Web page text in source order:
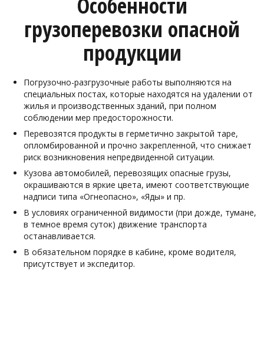
грузоперевозки опасной
продукции
Погрузочно-разгрузочные работы выполняются на
специальных постах, которые находятся на удалении от
жилья и производственных зданий, при полном
соблюдении мер предосторожности.
Перевозятся продукты в герметично закрытой таре,
опломбированной и прочно закрепленной, что снижает
риск возникновения непредвиденной ситуации.
Кузова автомобилей, перевозящих опасные грузы,
окрашиваются в яркие цвета, имеют соответствующие
надписи типа «Огнеопасно», «Яды» и пр.
В условиях ограниченной видимости (при дожде, тумане,
в темное время суток) движение транспорта
останавливается.
В обязательном порядке в кабине, кроме водителя,
присутствует и экспедитор.